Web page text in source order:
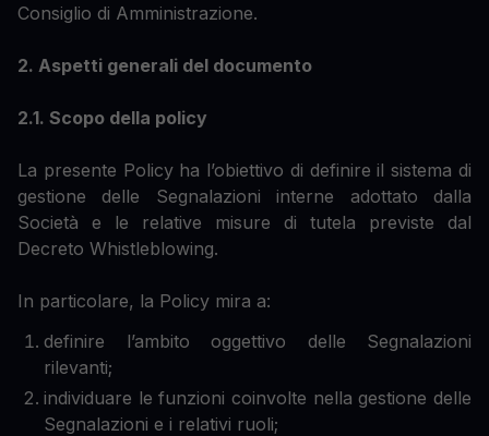
Consiglio di Amministrazione.
2. Aspetti generali del documento
2.1. Scopo della policy
La presente Policy ha l’obiettivo di definire il sistema di
gestione delle Segnalazioni interne adottato dalla
Società e le relative misure di tutela previste dal
Decreto Whistleblowing.
In particolare, la Policy mira a:
definire l’ambito oggettivo delle Segnalazioni
rilevanti;
individuare le funzioni coinvolte nella gestione delle
Segnalazioni e i relativi ruoli;